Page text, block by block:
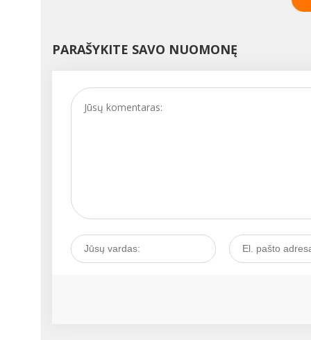
Kiekviena moteris bent
didelio pavojaus, tačiau
signalas. Kaip išgirsti
PARAŠYKITE SAVO NUOMONĘ